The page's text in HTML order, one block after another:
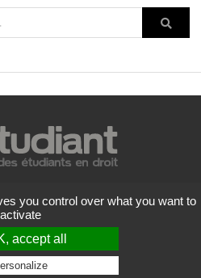
légales
confidentialité
d'utilisation
des forums
nous
you control over what you want to
activate
accept all